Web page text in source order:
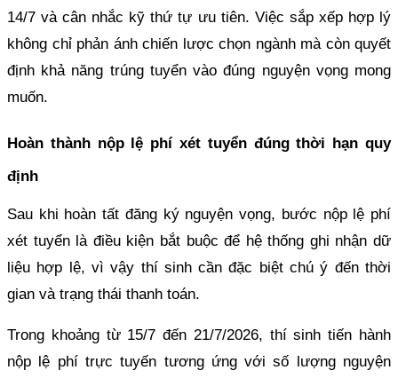
14/7 và cân nhắc kỹ thứ tự ưu tiên. Việc sắp xếp hợp lý
không chỉ phản ánh chiến lược chọn ngành mà còn quyết
định khả năng trúng tuyển vào đúng nguyện vọng mong
muốn.
Hoàn thành nộp lệ phí xét tuyển đúng thời hạn quy
định
Sau khi hoàn tất đăng ký nguyện vọng, bước nộp lệ phí
xét tuyển là điều kiện bắt buộc để hệ thống ghi nhận dữ
liệu hợp lệ, vì vậy thí sinh cần đặc biệt chú ý đến thời
gian và trạng thái thanh toán.
Trong khoảng từ 15/7 đến 21/7/2026, thí sinh tiến hành
nộp lệ phí trực tuyến tương ứng với số lượng nguyện